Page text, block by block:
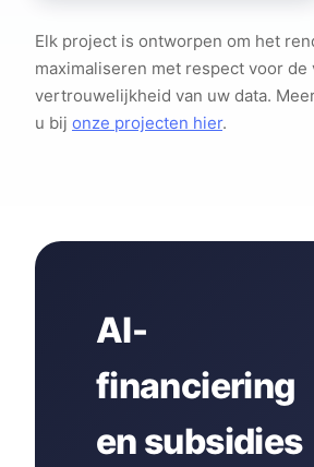
Elk project is ontworpen om het
maximaliseren met respect voor de
vertrouwelijkheid van uw data.
u bij onze projecten hier.
AI-
financiering
en subsidies